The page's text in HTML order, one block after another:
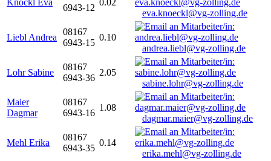
Knöckl Eva
6943-12
0.02
eva.knoeckl@vg-zolling.de
Liebl Andrea
08167
6943-15
0.10
andrea.liebl@vg-zolling.de
Lohr Sabine
08167
6943-36
2.05
sabine.lohr@vg-zolling.de
Maier
Dagmar
08167
6943-16
1.08
dagmar.maier@vg-zolling.de
Mehl Erika
08167
6943-35
0.14
erika.mehl@vg-zolling.de